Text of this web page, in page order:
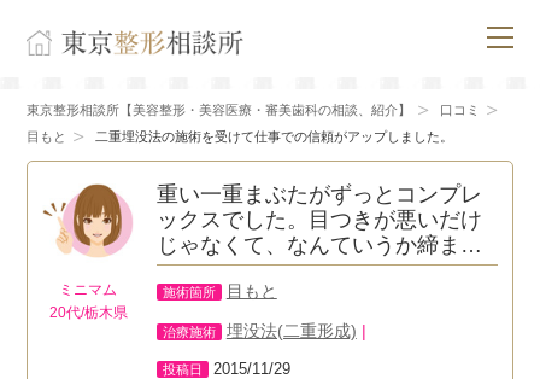
東京整形相談所【美容整形・美容医療・審美歯科の相談、紹介】
口コミ
目もと
二重埋没法の施術を受けて仕事での信頼がアップしました。
ミニマム
20代/栃木県
重い一重まぶたがずっとコンプレ
ックスでした。目つきが悪いだけ
じゃなくて、なんていうか締ま…
施術箇所 目もと
治療施術 埋没法(二重形成) |
投稿日 2015/11/29